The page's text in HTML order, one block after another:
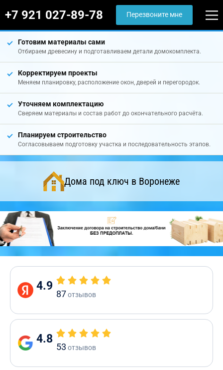
+7 921 027-89-78 Перезвоните мне
Готовим материалы сами
Отбираем древесину и подготавливаем детали домокомплекта.
Корректируем проекты
Меняем планировку, расположение окон, дверей и перегородок.
Уточняем комплектацию
Сверяем материалы и состав работ до окончательного расчёта.
Планируем строительство
Согласовываем подготовку участка и последовательность этапов.
Дома под ключ в Воронеже
4.9
87отзывов
4.8
53 отзывов